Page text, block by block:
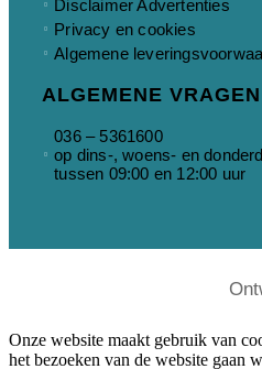
Disclaimer Advertenties
Privacy en cookies
Algemene
ALGEMENE VRAGEN
036 – 5361600
op dins-, woens- en
tussen 09:00 en 12:00 uur
Onze website maakt gebruik van
het bezoeken van de website gaan